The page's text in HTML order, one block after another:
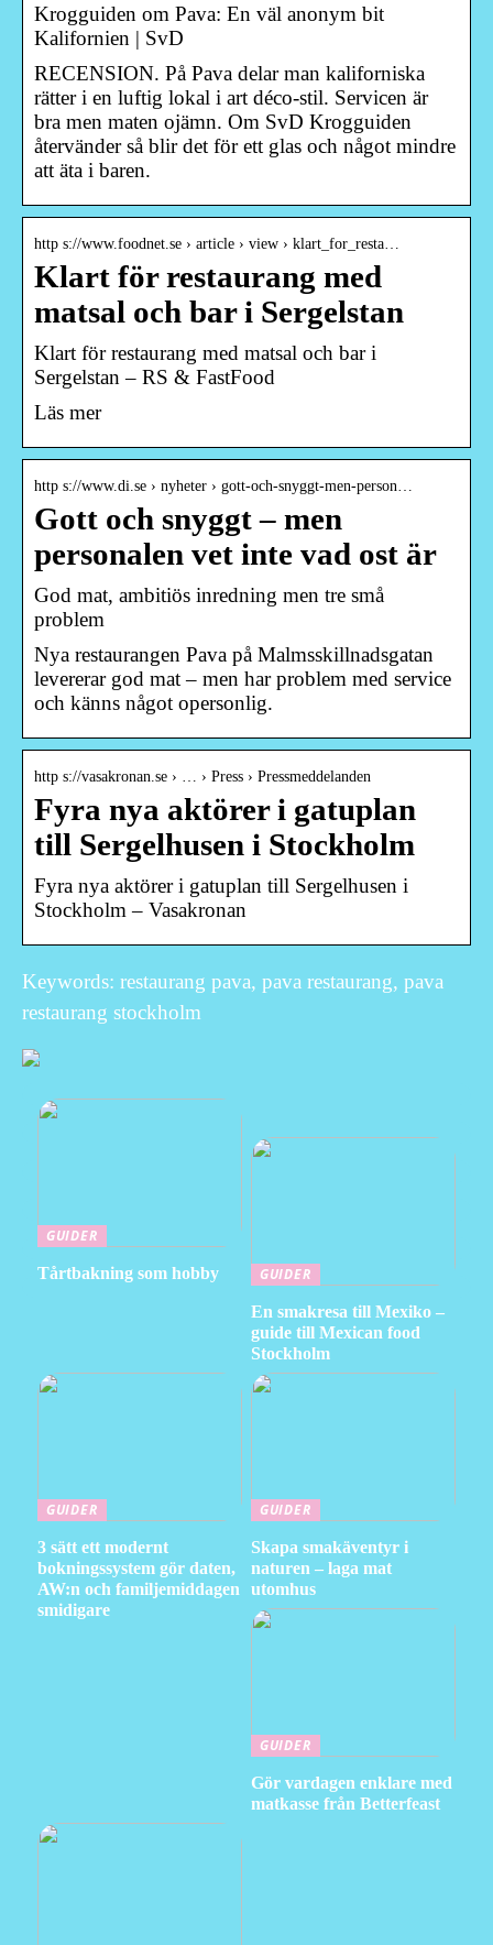
Krogguiden om Pava: En väl anonym bit
Kalifornien | SvD
RECENSION. På Pava delar man kaliforniska
rätter i en luftig lokal i art déco-stil. Servicen är
bra men maten ojämn. Om SvD Krogguiden
återvänder så blir det för ett glas och något mindre
att äta i baren.
http s://www.foodnet.se › article › view › klart_for_resta…
Klart för restaurang med
matsal och bar i Sergelstan
Klart för restaurang med matsal och bar i
Sergelstan – RS & FastFood
Läs mer
http s://www.di.se › nyheter › gott-och-snyggt-men-person…
Gott och snyggt – men
personalen vet inte vad ost är
God mat, ambitiös inredning men tre små
problem
Nya restaurangen Pava på Malmsskillnadsgatan
levererar god mat – men har problem med service
och känns något opersonlig.
http s://vasakronan.se › … › Press › Pressmeddelanden
Fyra nya aktörer i gatuplan
till Sergelhusen i Stockholm
Fyra nya aktörer i gatuplan till Sergelhusen i
Stockholm – Vasakronan
Keywords: restaurang pava, pava restaurang, pava
restaurang stockholm
GUIDER
Tårtbakning som hobby GUIDER
En smakresa till Mexiko –
guide till Mexican food
Stockholm
GUIDER
3 sätt ett modernt
bokningssystem gör daten,
AW:n och familjemiddagen
smidigare
GUIDER
Skapa smakäventyr i
naturen – laga mat
utomhus
GUIDER
Gör vardagen enklare med
matkasse från Betterfeast